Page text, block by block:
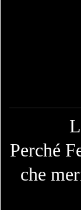
Perché
che